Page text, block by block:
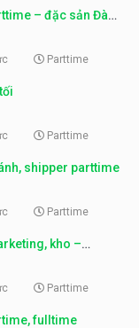
– đặc sản Đà
Parttime
Parttime
shipper parttime
Parttime
kho –
Parttime
fulltime